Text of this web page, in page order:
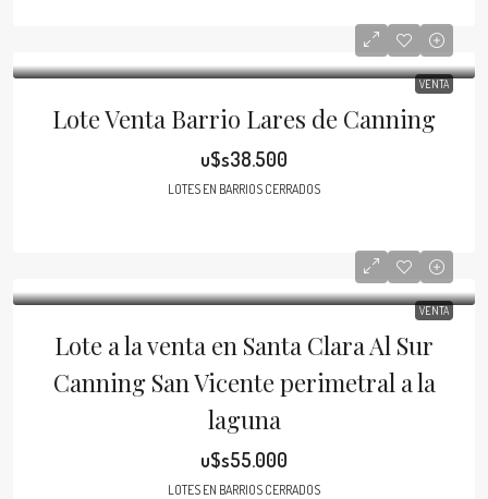
VENTA
Lote Venta Barrio Lares de Canning
u$s38.500
LOTES EN BARRIOS CERRADOS
VENTA
Lote a la venta en Santa Clara Al Sur
Canning San Vicente perimetral a la
laguna
u$s55.000
LOTES EN BARRIOS CERRADOS